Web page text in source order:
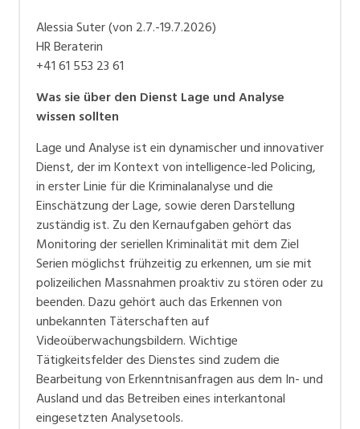
Alessia Suter (von 2.7.-19.7.2026)
HR Beraterin
+41 61 553 23 61
Was sie über den Dienst Lage und Analyse
wissen sollten
Lage und Analyse ist ein dynamischer und innovativer
Dienst, der im Kontext von intelligence-led Policing,
in erster Linie für die Kriminalanalyse und die
Einschätzung der Lage, sowie deren Darstellung
zuständig ist. Zu den Kernaufgaben gehört das
Monitoring der seriellen Kriminalität mit dem Ziel
Serien möglichst frühzeitig zu erkennen, um sie mit
polizeilichen Massnahmen proaktiv zu stören oder zu
beenden. Dazu gehört auch das Erkennen von
unbekannten Täterschaften auf
Videoüberwachungsbildern. Wichtige
Tätigkeitsfelder des Dienstes sind zudem die
Bearbeitung von Erkenntnisanfragen aus dem In- und
Ausland und das Betreiben eines interkantonal
eingesetzten Analysetools.